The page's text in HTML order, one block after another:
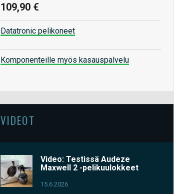
109,90 €
Datatronic pelikoneet
Komponenteille myös kasauspalvelu
VIDEOT
Video: Testissä Audeze
Maxwell 2 -pelikuulokkeet
15.6.2026